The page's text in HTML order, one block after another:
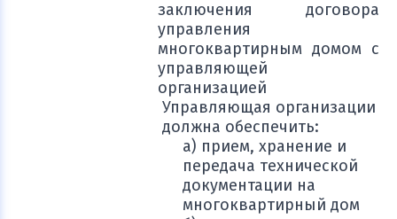
заключения договора
управления
многоквартирным домом с
управляющей
организацией
Управляющая организации
должна обеспечить:
а) прием, хранение и
передача технической
документации на
многоквартирный дом